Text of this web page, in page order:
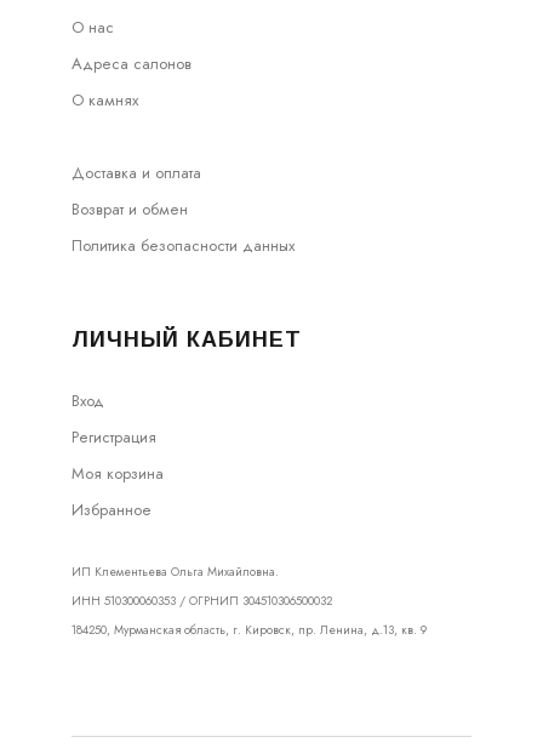
О нас
Адреса салонов
О камнях
Доставка и оплата
Возврат и обмен
Политика безопасности данных
ЛИЧНЫЙ КАБИНЕТ
Вход
Регистрация
Моя корзина
Избранное
ИП Клементьева Ольга Михайловна.
ИНН 510300060353 / ОГРНИП 304510306500032
184250, Мурманская область, г. Кировск, пр. Ленина, д.13, кв. 9